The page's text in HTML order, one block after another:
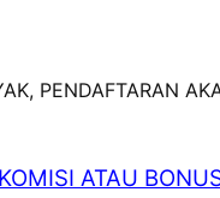
PENDAFTARAN
ATAU